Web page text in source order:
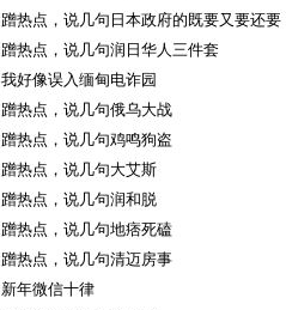
蹭热点，说几句日本政府的既要又要还要
蹭热点，说几句润日华人三件套
我好像误入缅甸电诈园
蹭热点，说几句俄乌大战
蹭热点，说几句鸡鸣狗盗
蹭热点，说几句大艾斯
蹭热点，说几句润和脱
蹭热点，说几句地痞死磕
蹭热点，说几句清迈房事
新年微信十律